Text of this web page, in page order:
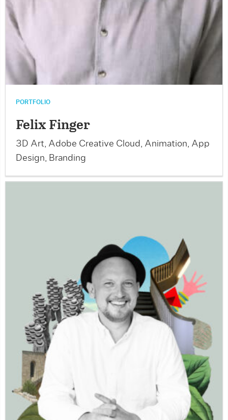
PORTFOLIO
Felix Finger
3D Art, Adobe Creative Cloud, Animation, App
Design, Branding